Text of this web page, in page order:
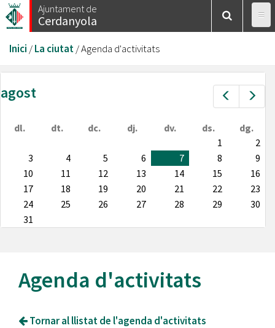
Vés
al
Ajuntament de
Cerdanyola
Esteu
aquí
Inici /La ciutat/Agenda d'activitats
Prev
agost
dl. dt. dc. dj. dv. ds.
dg.
1
2
3
4 5 6 7 8
9
10
11 12 13 14 15
16
17
18 19 20 21 22
23
24
25 26 27 28 29
30
31
Agenda d'activitats
Tornar al llistat de l'agenda d'activitats